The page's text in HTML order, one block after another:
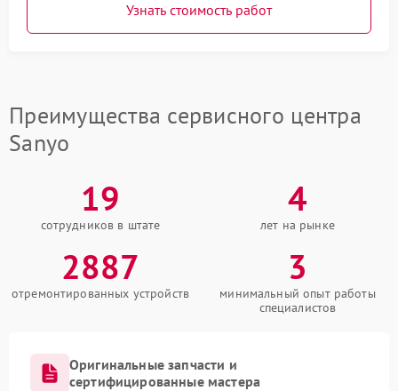
Узнать стоимость работ
Преимущества сервисного центра
Sanyo
19
сотрудников в штате
4
лет на рынке
2887
отремонтированных устройств
3
минимальный опыт работы
специалистов
Оригинальные запчасти и
сертифицированные мастера